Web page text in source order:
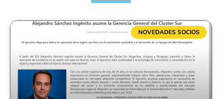
NOVEDADES SOCIOS